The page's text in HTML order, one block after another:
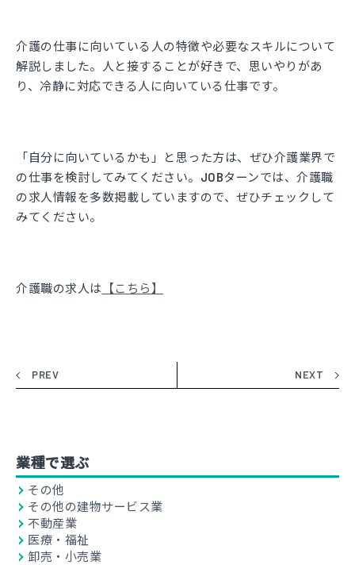
介護の仕事に向いている人の特徴や必要なスキルについて
解説しました。人と接することが好きで、思いやりがあ
り、冷静に対応できる人に向いている仕事です。
「自分に向いているかも」と思った方は、ぜひ介護業界で
の仕事を検討してみてください。JOBターンでは、介護職
の求人情報を多数掲載していますので、ぜひチェックして
みてください。
介護職の求人は 【こちら】
PREV NEXT
業種で選ぶ
その他
その他の建物サービス業
不動産業
医療・福祉
卸売・小売業